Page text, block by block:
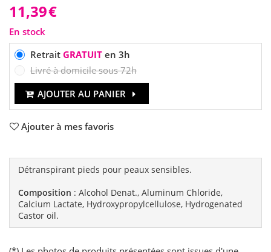
11,39€
En stock
Retrait GRATUITen 3h
Livré à domicile sous 72h
AJOUTER AU PANIER
Ajouter à mes favoris
Détranspirant pieds pour peaux sensibles.
Composition : Alcohol Denat., Aluminum Chloride,
Calcium Lactate, Hydroxypropylcellulose, Hydrogenated
Castor oil.